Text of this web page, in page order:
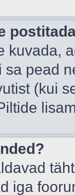
kuvada,
sa pead
(kui
iga